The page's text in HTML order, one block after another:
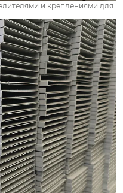
и креплениями для